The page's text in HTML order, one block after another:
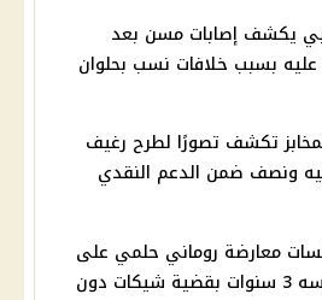
يكشف إصابات مسن بعد
عليه بسبب خلافات نسب بحلوان
تكشف تصورًا لطرح رغيف
ونصف ضمن الدعم النقدي
معارضة روماني حلمي على
حكم حبسه 3 سنوات بقضية شيكات دون